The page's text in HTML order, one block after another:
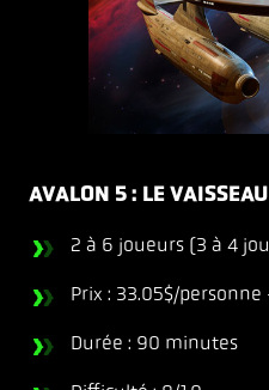
AVALON 5 : LE VAISSEAU
2 à 6 joueurs (3 à 4
Prix : 33.05$/personne
Durée : 90 minutes